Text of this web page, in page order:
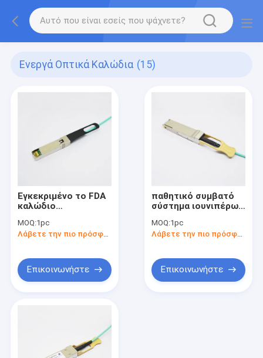
Ενεργά Οπτικά Καλώδια (15)
Εγκεκριμένο το FDA
καλώδιο
SFP28 25G AOC με
το μέταλλο
MOQ:1pc
Λάβετε την πιο πρόσφατη τιμή
Επικοινωνήστε
παθητικό συμβατό
σύστημα ιουνιπέρων
της 3M 100G QSFP28
MOQ:1pc
Λάβετε την πιο πρόσφατη τιμή
Επικοινωνήστε